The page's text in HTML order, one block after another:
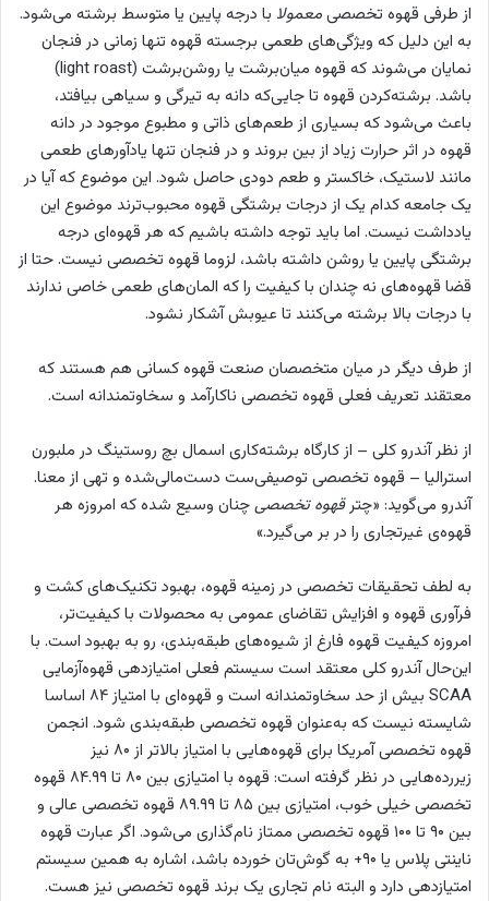
از طرفی قهوه تخصصیمعمولا با درجه پایین یا متوسط برشته می‌شود.
به این دلیل که ویژگی‌های طعمی برجسته قهوه تنها زمانی در فنجان
نمایان می‌شوند که قهوه میان‌برشت یا روشن‌برشت (light roast)
باشد. برشته‌کردن قهوه تا جایی‌که دانه به تیرگی و سیاهی بیافتد،
باعث می‌شود که بسیاری از طعم‌های ذاتی و مطبوع موجود در دانه
قهوه در اثر حرارت زیاد از بین بروند و در فنجان تنها یادآورهای طعمی
مانند لاستیک، خاکستر و طعم دودی حاصل شود. این موضوع که آیا در
یک جامعه کدام یک از درجات برشتگی قهوه محبوب‌ترند موضوع این
یادداشت نیست. اما باید توجه داشته باشیم که هر قهوه‌ای درجه
برشتگی پایین یا روشن داشته باشد، لزوما قهوه تخصصی نیست. حتا از
قضا قهوه‌های نه چندان با کیفیت را که المان‌های طعمی خاصی ندارند
با درجات بالا برشته می‌کنند تا عیوبش آشکار نشود.
از طرف دیگر در میان متخصصان صنعت قهوه کسانی هم هستند که
معتقند تعریف فعلی قهوه تخصصی ناکارآمد و سخاوتمندانه است.
از نظر آندرو کلی – از کارگاه برشته‌کاری اسمال بچ روستینگ در ملبورن
استرالیا – قهوه تخصصی توصیفی‌ست دست‌مالی‌شده و تهی از معنا.
آندرو می‌گوید: «چترقهوه تخصصیچنان وسیع شده که امروزه هر
قهوه‌ی غیرتجاری را در بر می‌گیرد.»
به لطف تحقیقات تخصصی در زمینه قهوه، بهبود تکنیک‌های کشت و
فرآوری قهوه و افزایش تقاضای عمومی به محصولات با کیفیت‌تر،
امروزه کیفیت قهوه فارغ از شیوه‌های طبقه‌بندی، رو به بهبود است. با
این‌حال آندرو کلی معتقد است سیستم فعلی امتیازدهی قهوه‌آزمایی
SCAA بیش از حد سخاوتمندانه است و قهوه‌ای با امتیاز ۸۴ اساسا
شایسته نیست که به‌عنوان قهوه تخصصی طبقه‌بندی شود. انجمن
قهوه تخصصی آمریکا برای قهوه‌هایی با امتیاز بالاتر از ۸۰ نیز
زیررده‌هایی در نظر گرفته است: قهوه با امتیازی بین ۸۰ تا ۸۴.۹۹ قهوه
تخصصی خیلی خوب، امتیازی بین ۸۵ تا ۸۹.۹۹ قهوه تخصصی عالی و
بین ۹۰ تا ۱۰۰ قهوه تخصصی ممتاز نام‌گذاری می‌شود. اگر عبارت قهوه
ناینتی پلاس یا ۹۰+ به گوش‌تان خورده باشد، اشاره به همین سیستم
امتیازدهی دارد و البته نام تجاری یک برند قهوه تخصصی نیز هست.